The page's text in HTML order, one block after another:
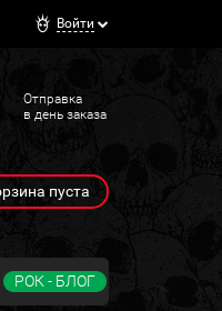
Войти
Отправка
в день заказа
пуста
РОК - БЛОГ